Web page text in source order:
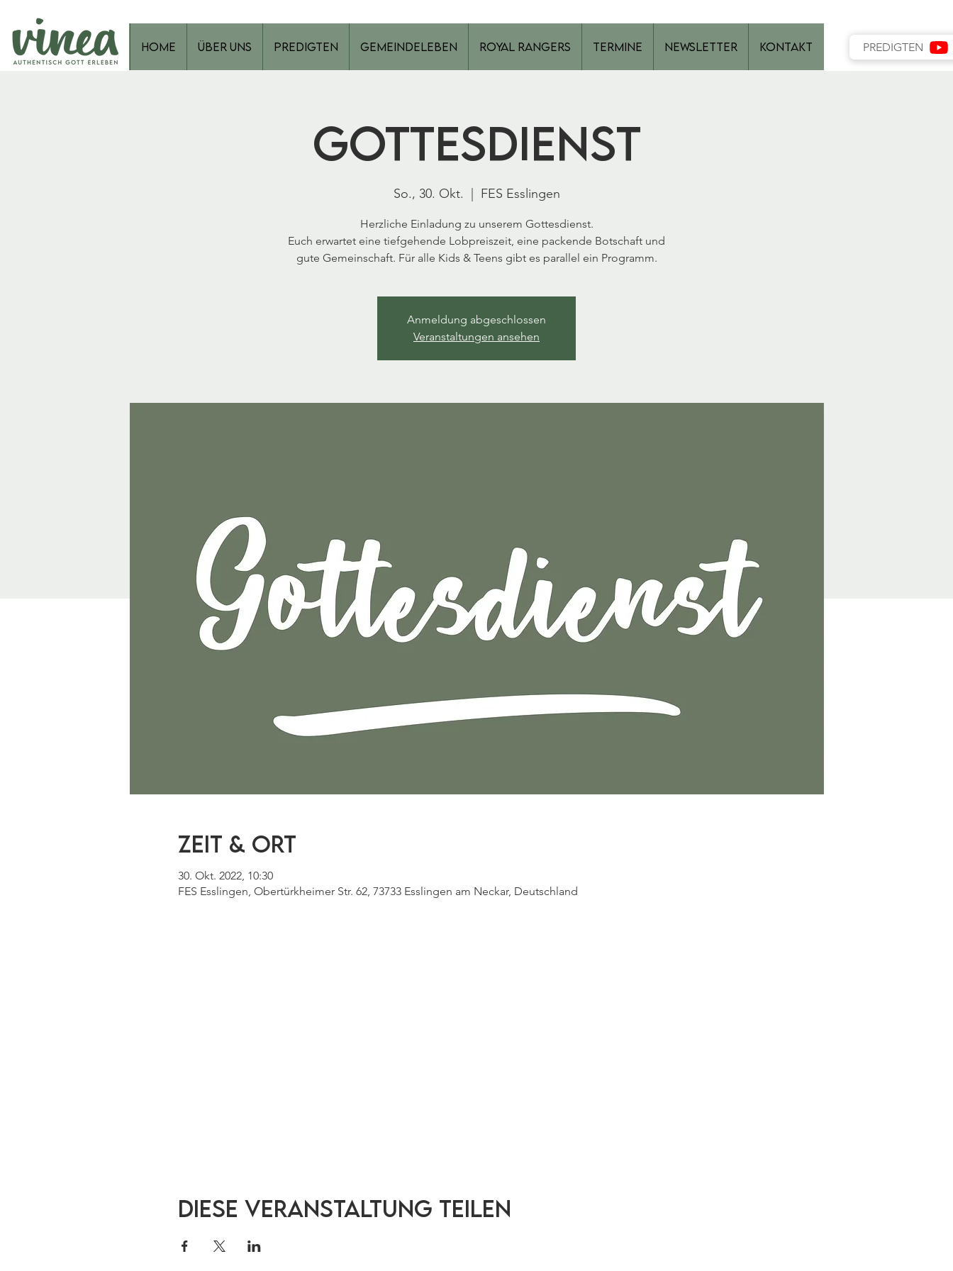
Home Über Uns Predigten Gemeindeleben Royal Rangers Termine Newsletter Kontakt PREDIGTEN
Gottesdienst
So., 30. Okt. FES Esslingen
Herzliche Einladung zu unserem Gottesdienst.
Euch erwartet eine tiefgehende Lobpreiszeit, eine packende Botschaft und
gute Gemeinschaft. Für alle Kids & Teens gibt es parallel ein Programm.
Anmeldung abgeschlossen
Veranstaltungen ansehen
Zeit & Ort
30. Okt. 2022, 10:30
FES Esslingen, Obertürkheimer Str. 62, 73733 Esslingen am Neckar, Deutschland
Diese Veranstaltung teilen